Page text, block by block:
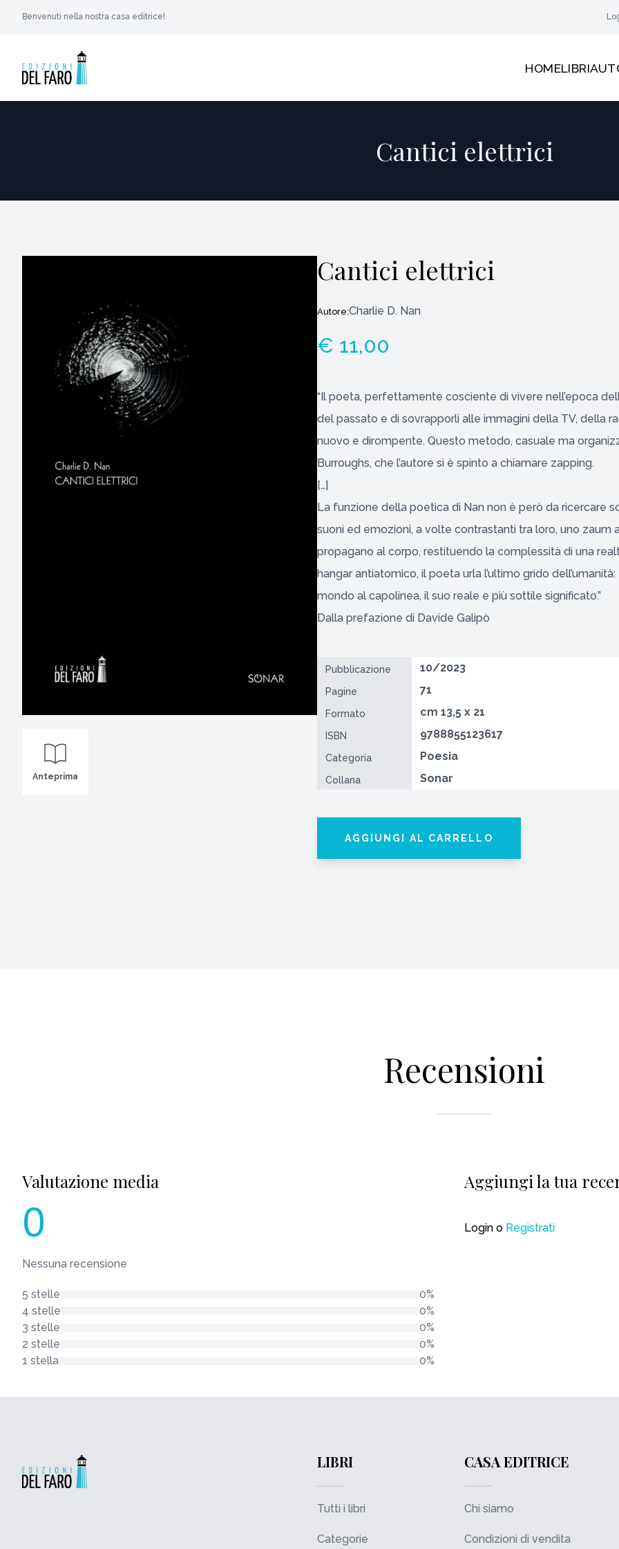
Benvenuti nella nostra casa editrice!
HOMELIBRI
Cantici elettrici
Anteprima
Cantici elettrici
Autore:Charlie D. Nan
€ 11,00
“Il poeta, perfettamente cosciente di vivere nell’epoca
del passato e di sovrapporli alle immagini della TV, della
nuovo e dirompente. Questo metodo, casuale ma
Burroughs, che l’autore si è spinto a chiamare zapping.
[…]
La funzione della poetica di Nan non è però da ricercare
suoni ed emozioni, a volte contrastanti tra loro, uno zaum
propagano al corpo, restituendo la complessità di una
hangar antiatomico, il poeta urla l’ultimo grido
mondo al capolinea, il suo reale e più sottile significato.”
Dalla prefazione di Davide Galipò
Pubblicazione 10/2023
Pagine 71
Formato cm 13,5 x 21
ISBN 9788855123617
Categoria Poesia
Collana Sonar
AGGIUNGI AL CARRELLO
Recensioni
Valutazione media
0
Nessuna recensione
5 stelle
0%
4 stelle
0%
3 stelle
0%
2 stelle
0%
1 stella
0%
Aggiungi la tua
Login o Registrati
LIBRI
Tutti i libri
Categorie
CASA EDITRICE
Chi siamo
Condizioni di vendita